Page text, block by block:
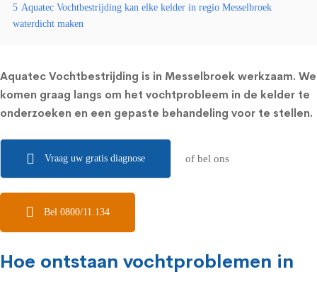
5 Aquatec Vochtbestrijding kan elke kelder in regio Messelbroek
waterdicht maken
Aquatec Vochtbestrijding is in Messelbroek werkzaam. We
komen graag langs om het vochtprobleem in de kelder te
onderzoeken en een gepaste behandeling voor te stellen.
Vraag uw gratis diagnose of bel ons
Bel 0800/11.134
Hoe ontstaan vochtproblemen in